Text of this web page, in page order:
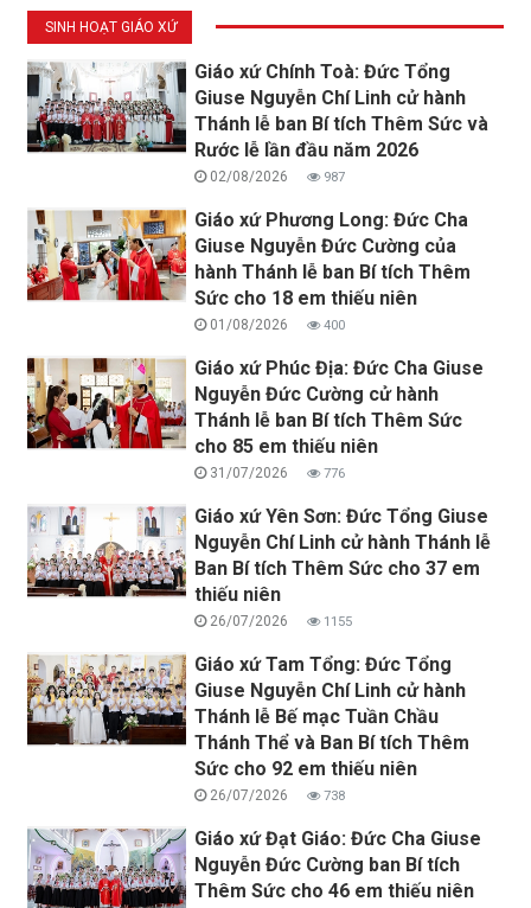
SINH HOẠT GIÁO XỨ
Giáo xứ Chính Toà: Đức Tổng
Giuse Nguyễn Chí Linh cử hành
Thánh lễ ban Bí tích Thêm Sức và
Rước lễ lần đầu năm 2026
02/08/2026 987
Giáo xứ Phương Long: Đức Cha
Giuse Nguyễn Đức Cường của
hành Thánh lễ ban Bí tích Thêm
Sức cho 18 em thiếu niên
01/08/2026 400
Giáo xứ Phúc Địa: Đức Cha Giuse
Nguyễn Đức Cường cử hành
Thánh lễ ban Bí tích Thêm Sức
cho 85 em thiếu niên
31/07/2026 776
Giáo xứ Yên Sơn: Đức Tổng Giuse
Nguyễn Chí Linh cử hành Thánh lễ
Ban Bí tích Thêm Sức cho 37 em
thiếu niên
26/07/2026 1155
Giáo xứ Tam Tổng: Đức Tổng
Giuse Nguyễn Chí Linh cử hành
Thánh lễ Bế mạc Tuần Chầu
Thánh Thể và Ban Bí tích Thêm
Sức cho 92 em thiếu niên
26/07/2026 738
Giáo xứ Đạt Giáo: Đức Cha Giuse
Nguyễn Đức Cường ban Bí tích
Thêm Sức cho 46 em thiếu niên